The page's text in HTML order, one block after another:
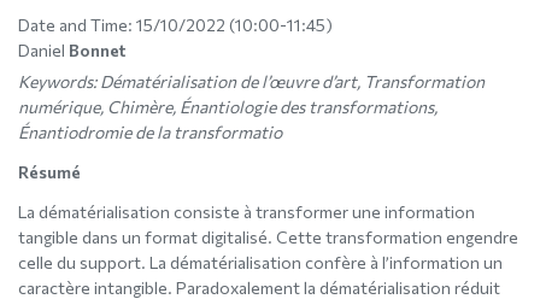
Date and Time: 15/10/2022 (10:00-11:45)
Daniel Bonnet
Keywords:Dématérialisation de l’œuvre d’art, Transformation
numérique, Chimère, Énantiologie des transformations,
Énantiodromie de la transformatio
Résumé
La dématérialisation consiste à transformer une information
tangible dans un format digitalisé. Cette transformation engendre
celle du support. La dématérialisation confère à l’information un
caractère intangible. Paradoxalement la dématérialisation réduit